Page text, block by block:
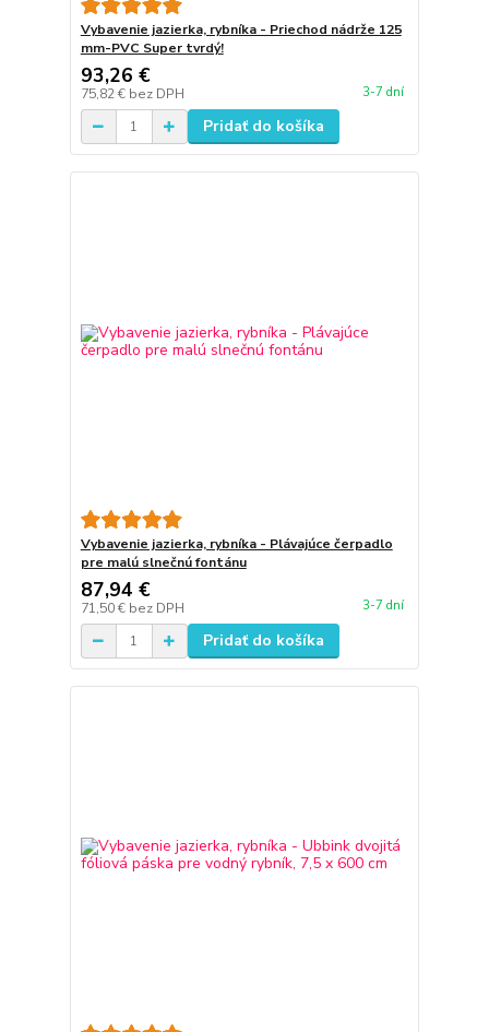
Vybavenie jazierka, rybníka - Priechod nádrže 125
mm-PVC Super tvrdý!
93,26 €
75,82 € bez DPH 3-7 dní
Pridať do košíka
Vybavenie jazierka, rybníka - Plávajúce čerpadlo
pre malú slnečnú fontánu
87,94 €
71,50 € bez DPH 3-7 dní
Pridať do košíka